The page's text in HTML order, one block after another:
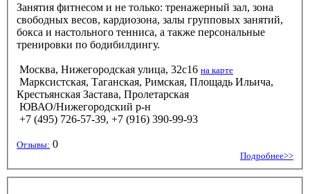
Занятия фитнесом и не только: тренажерный зал, зона
свободных весов, кардиозона, залы групповых занятий,
бокса и настольного тенниса, а также персональные
тренировки по бодибилдингу.
Москва, Нижегородская улица, 32с16 на карте
Марксистская, Таганская, Римская, Площадь Ильича,
Крестьянская Застава, Пролетарская
ЮВАО/Нижегородский р-н
+7 (495) 726-57-39, +7 (916) 390-99-93
Отзывы: 0
Подробнее>>